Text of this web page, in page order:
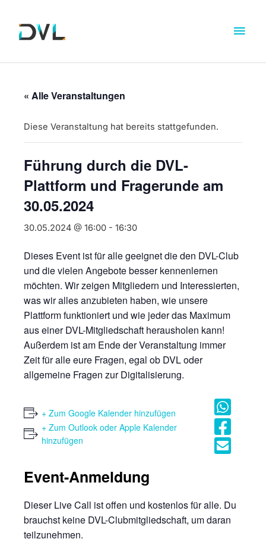
« Alle Veranstaltungen
Diese Veranstaltung hat bereits stattgefunden.
Führung durch die DVL-
Plattform und Fragerunde am
30.05.2024
30.05.2024 @ 16:00 - 16:30
Dieses Event ist für alle geeignet die den DVL-Club
und die vielen Angebote besser kennenlernen
möchten. Wir zeigen Mitgliedern und Interessierten,
was wir alles anzubieten haben, wie unsere
Plattform funktioniert und wie jeder das Maximum
aus einer DVL-Mitgliedschaft herausholen kann!
Außerdem ist am Ende der Veranstaltung immer
Zeit für alle eure Fragen, egal ob DVL oder
allgemeine Fragen zur Digitalisierung.
+ Zum Google Kalender hinzufügen
+ Zum Outlook oder Apple Kalender
hinzufügen
Event-Anmeldung
Dieser Live Call ist offen und kostenlos für alle. Du
brauchst keine DVL-Clubmitgliedschaft, um daran
teilzunehmen.